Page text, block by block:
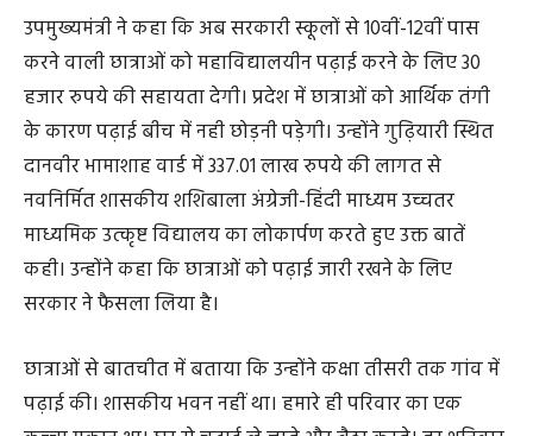
10वीं, 12वीं पास करने वाली छात्राओं को मिलेंगे 30 हजार रुपये
उपमुख्यमंत्री ने कहा कि अब सरकारी स्कूलों से 10वीं-12वीं पास
करने वाली छात्राओं को महाविद्यालयीन पढ़ाई करने के लिए 30
हजार रुपये की सहायता देगी। प्रदेश में छात्राओं को आर्थिक तंगी
के कारण पढ़ाई बीच में नही छोड़नी पड़ेगी। उन्होंने गुढ़ियारी स्थित
दानवीर भामाशाह वार्ड में 337.01 लाख रुपये की लागत से
नवनिर्मित शासकीय शशिबाला अंग्रेजी-हिंदी माध्यम उच्चतर
माध्यमिक उत्कृष्ट विद्यालय का लोकार्पण करते हुए उक्त बातें
कही। उन्होंने कहा कि छात्राओं को पढ़ाई जारी रखने के लिए
सरकार ने फैसला लिया है।